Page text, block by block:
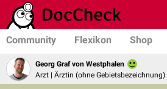
Community Flexikon Shop
Georg Graf von Westphalen
Arzt | Ärztin (ohne Gebietsbezeichnung)